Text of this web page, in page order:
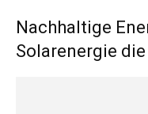
Nachhaltige
Solarenergie